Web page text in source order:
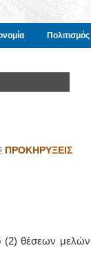
Πολιτισμός
ΠΡΟΚΗΡΥΞΕΙΣ
(2) θέσεων μελών